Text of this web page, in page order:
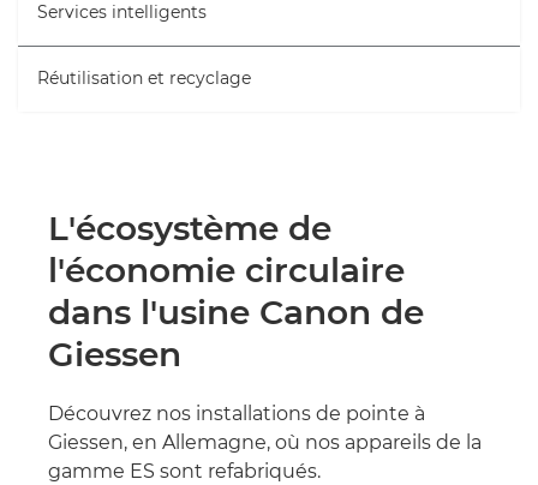
Services intelligents
Réutilisation et recyclage
L'écosystème de
l'économie circulaire
dans l'usine Canon de
Giessen
Découvrez nos installations de pointe à
Giessen, en Allemagne, où nos appareils de la
gamme ES sont refabriqués.